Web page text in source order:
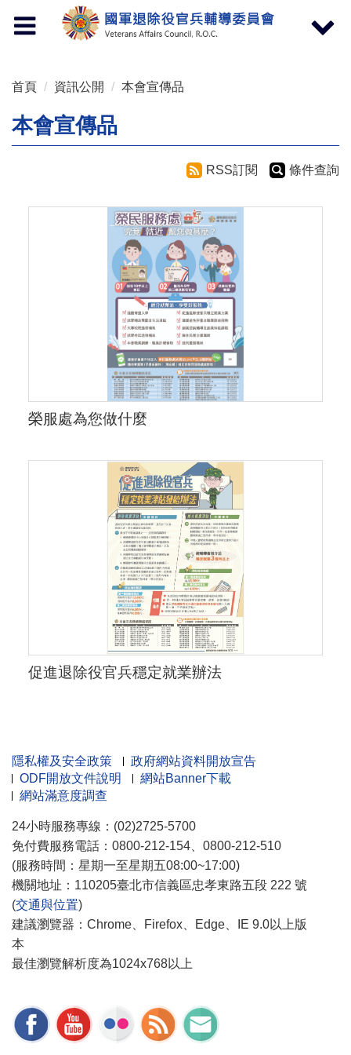
Toggle
navigation
Toggle
首頁 資訊公開 本會宣傳品
本會宣傳品
RSS訂閱 條件查詢
榮服處為您做什麼
促進退除役官兵穩定就業辦法
隱私權及安全政策
政府網站資料開放宣告
ODF開放文件說明
網站Banner下載
網站滿意度調查
24小時服務專線：(02)2725-5700
免付費服務電話：0800-212-154、0800-212-510
(服務時間：星期一至星期五08:00~17:00)
機關地址：110205臺北市信義區忠孝東路五段 222 號
(交通與位置)
建議瀏覽器：Chrome、Firefox、Edge、IE 9.0以上版
本
最佳瀏覽解析度為1024x768以上